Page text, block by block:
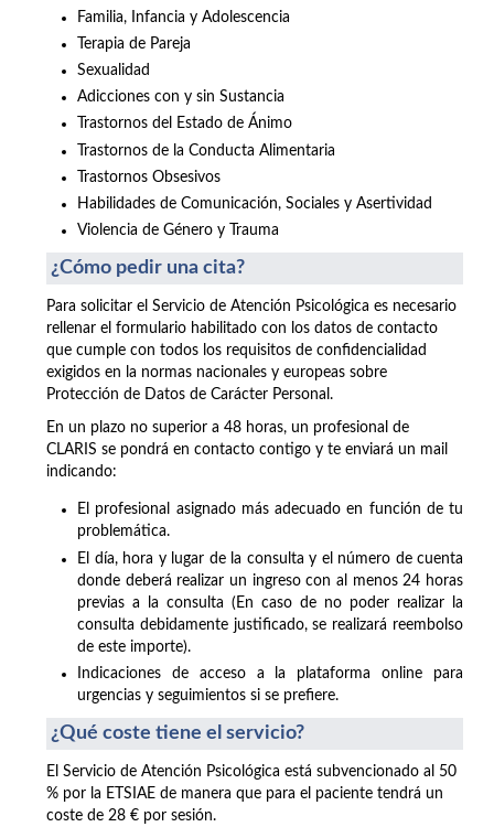
Familia, Infancia y Adolescencia
Terapia de Pareja
Sexualidad
Adicciones con y sin Sustancia
Trastornos del Estado de Ánimo
Trastornos de la Conducta Alimentaria
Trastornos Obsesivos
Habilidades de Comunicación, Sociales y Asertividad
Violencia de Género y Trauma
¿Cómo pedir una cita?
Para solicitar el Servicio de Atención Psicológica es necesario
rellenar el formulario habilitado con los datos de contacto
que cumple con todos los requisitos de confidencialidad
exigidos en la normas nacionales y europeas sobre
Protección de Datos de Carácter Personal.
En un plazo no superior a 48 horas, un profesional de
CLARIS se pondrá en contacto contigo y te enviará un mail
indicando:
El profesional asignado más adecuado en función de tu
problemática.
El día, hora y lugar de la consulta y el número de cuenta
donde deberá realizar un ingreso con al menos 24 horas
previas a la consulta (En caso de no poder realizar la
consulta debidamente justificado, se realizará reembolso
de este importe).
Indicaciones de acceso a la plataforma online para
urgencias y seguimientos si se prefiere.
¿Qué coste tiene el servicio?
El Servicio de Atención Psicológica está subvencionado al 50
% por la ETSIAE de manera que para el paciente tendrá un
coste de 28 € por sesión.